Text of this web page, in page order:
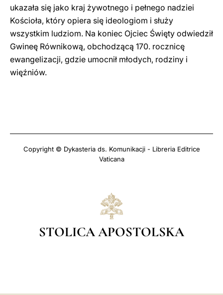
ukazała się jako kraj żywotnego i pełnego nadziei
Kościoła, który opiera się ideologiom i służy
wszystkim ludziom. Na koniec Ojciec Święty odwiedził
Gwineę Równikową, obchodzącą 170. rocznicę
ewangelizacji, gdzie umocnił młodych, rodziny i
więźniów.
Copyright © Dykasteria ds. Komunikacji - Libreria Editrice
Vaticana
STOLICA APOSTOLSKA